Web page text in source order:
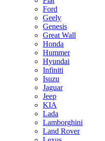
Ford
Geely
Genesis
Great Wall
Honda
Hummer
Hyundai
Infiniti
Isuzu
Jaguar
Jeep
KIA
Lada
Lamborghini
Land Rover